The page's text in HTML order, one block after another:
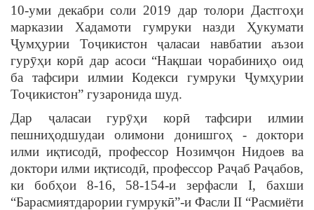
10-уми декабри соли 2019 дар толори Дастгоҳи
марказии Хадамоти гумруки назди Ҳукумати
Ҷумҳурии Тоҷикистон ҷаласаи навбатии аъзои
гурӯҳи корӣ дар асоси “Нақшаи чорабиниҳо оид
ба тафсири илмии Кодекси гумруки Ҷумҳурии
Тоҷикистон” гузаронида шуд.
Дар ҷаласаи гурӯҳи корӣ тафсири илмии
пешниҳодшудаи олимони донишгоҳ - доктори
илми иқтисодӣ, профессор Нозимҷон Нидоев ва
доктори илми иқтисодӣ, профессор Раҷаб Раҷабов,
ки бобҳои 8-16, 58-154-и зерфасли I, бахши
“Барасмиятдарории гумрукӣ”-и Фасли II “Расмиёти